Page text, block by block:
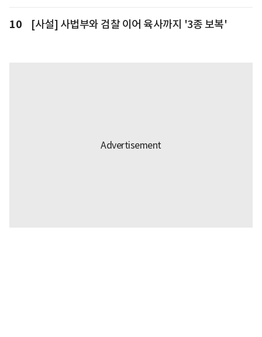
10 [사설] 사법부와 검찰 이어 육사까지 '3종 보복'